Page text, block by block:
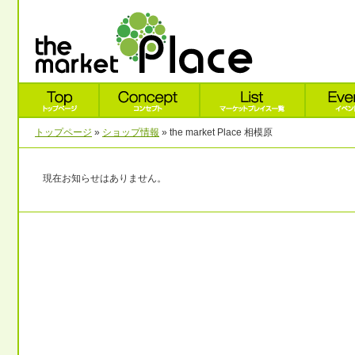
トップページ » ショップ情報 » the market Place 相模原
現在お知らせはありません。